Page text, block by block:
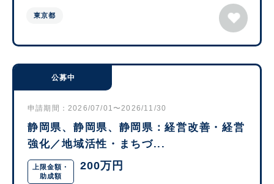
東京都
公募中
申請期間：2026/07/01〜2026/11/30
静岡県、静岡県、静岡県：経営改善・経営
強化／地域活性・まちづ...
上限金額・
助成額
200万円